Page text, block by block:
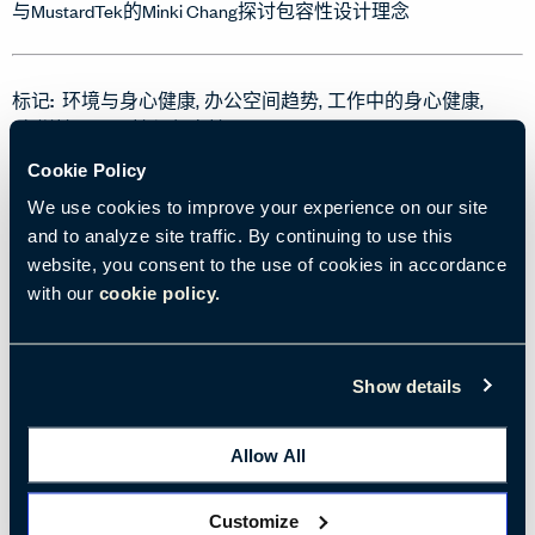
Cookie Policy
We use cookies to improve your experience on our site
and to analyze site traffic. By continuing to use this
website, you consent to the use of cookies in accordance
with our cookie policy.
Show details
Allow All
Customize
与MustardTek的Minki Chang探讨包容性设计理念
标记: 环境与身心健康 办公空间趋势 工作中的身心健康
多样性、公平性与包容性